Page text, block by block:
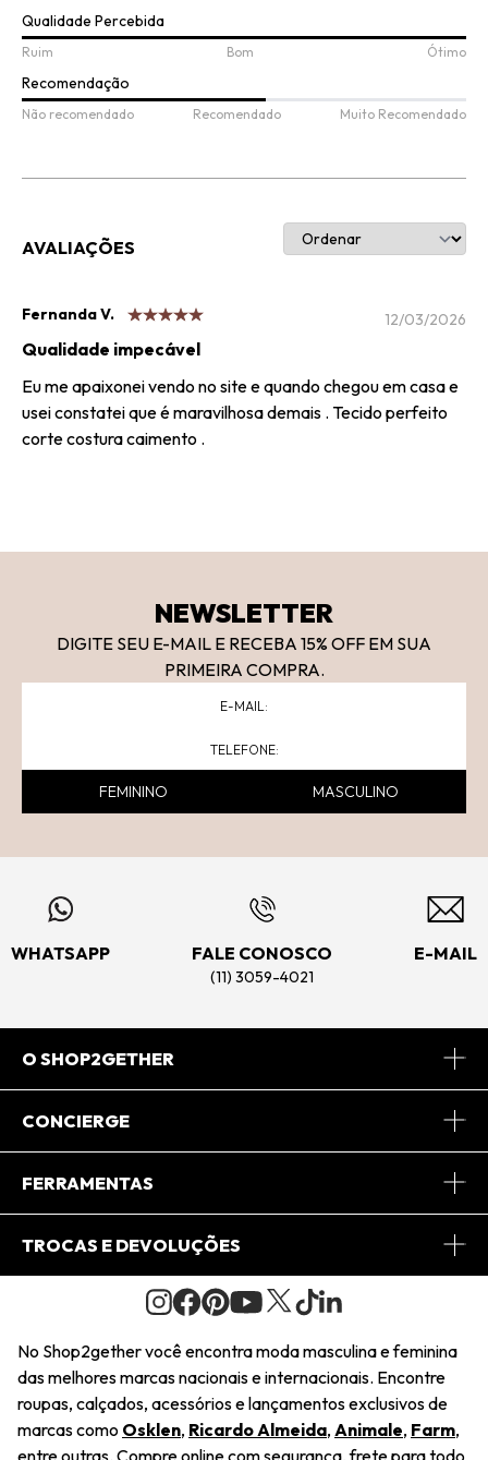
Qualidade Percebida
Ruim Bom Ótimo
Recomendação
Não recomendado Recomendado Muito Recomendado
AVALIAÇÕES
Fernanda V. 12/03/2026
Qualidade impecável
Eu me apaixonei vendo no site e quando chegou em casa e
usei constatei que é maravilhosa demais . Tecido perfeito
corte costura caimento .
NEWSLETTER
DIGITE SEU E-MAIL E RECEBA 15% OFF EM SUA
PRIMEIRA COMPRA.
FEMININO MASCULINO
WHATSAPP FALE CONOSCO
(11) 3059-4021
E-MAIL
O SHOP2GETHER
Sobre Nós
Journal
Saiu na Mídia
Sustentabilidade
CONCIERGE
Central de Relacionamento
Regulamento e Promoções
FERRAMENTAS
Minha Conta
Pedido de Presente
Wishlist
TROCAS E DEVOLUÇÕES
Condições Gerais
Troca Fácil
Restituição de Pagamento
No Shop2gether você encontra moda masculina e feminina
das melhores marcas nacionais e internacionais. Encontre
roupas, calçados, acessórios e lançamentos exclusivos de
marcas como Osklen, Ricardo Almeida, Animale, Farm,